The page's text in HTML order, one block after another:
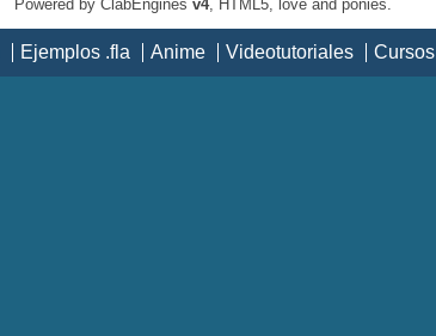
Powered by ClabEngines v4, HTML5, love and ponies.
Ejemplos .fla Anime Videotutoriales Cursos